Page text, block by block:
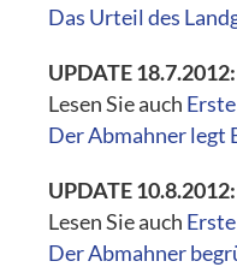
Das Urteil des
UPDATE 18.7.2012:
Lesen Sie auch
Der Abmahner legt
UPDATE 10.8.2012:
Lesen Sie auch
Der Abmahner